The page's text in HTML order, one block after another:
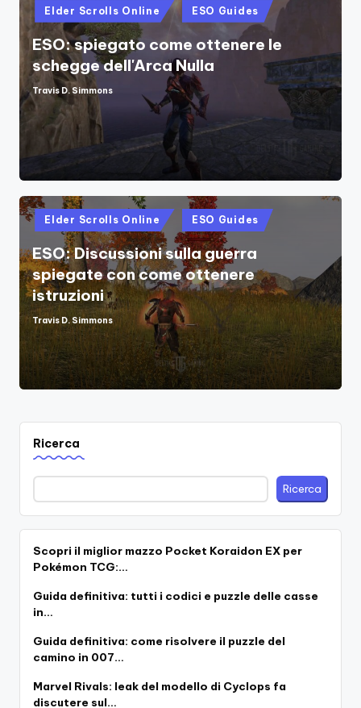
Posted
in
Elder Scrolls Online ESO Guides
ESO: spiegato come ottenere le
schegge dell'Arca Nulla
Posted
by
Travis D. Simmons
Posted
in
Elder Scrolls Online ESO Guides
ESO: Discussioni sulla guerra
spiegate con come ottenere
istruzioni
Posted
by
Travis D. Simmons
Ricerca
Ricerca
Scopri il miglior mazzo Pocket Koraidon EX per
Pokémon TCG:…
Guida definitiva: tutti i codici e puzzle delle casse
in…
Guida definitiva: come risolvere il puzzle del
camino in 007…
Marvel Rivals: leak del modello di Cyclops fa
discutere sul…